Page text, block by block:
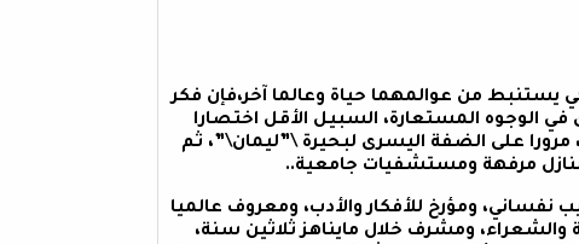
يستنبط من عوالمهما حياة وعالما آخر،فإن فكر
في الوجوه المستعارة، السبيل الأقل اختصارا
على الضفة اليسرى لبحيرة \”ليمان\”، ثم
مرفهة ومستشفيات جامعية..
ومؤرخ للأفكار والأدب، ومعروف عالميا
والشعراء، ومشرف خلال مايناهز ثلاثين سنة،